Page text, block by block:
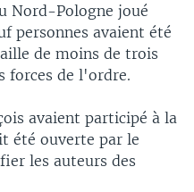
Nord-Pologne joué
personnes avaient été
de moins de trois
forces de l'ordre.
avaient participé à la
été ouverte par le
les auteurs des